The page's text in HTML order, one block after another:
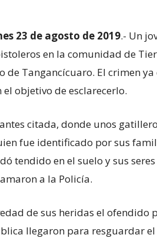
23 de agosto de 2019.- Un
en la comunidad de
de Tangancícuaro. El crimen
objetivo de esclarecerlo.
citada, donde unos
fue identificado por sus
tendido en el suelo y sus
a la Policía.
de sus heridas el ofendido
llegaron para resguardar